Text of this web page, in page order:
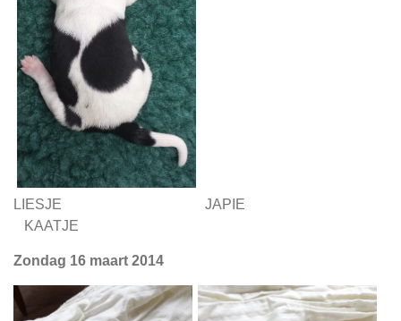
LIESJE JAPIE
KAATJE
Zondag 16 maart 2014